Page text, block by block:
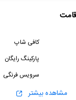
کافی شاپ
پارکینگ رایگان
سرویس فرنگی
مشاهده بیشتر